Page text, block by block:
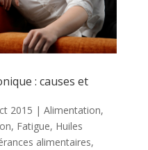
: causes et
2015 | Alimentation,
, Fatigue, Huiles
alimentaires,